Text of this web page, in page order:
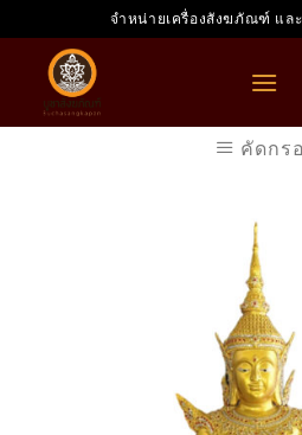
to
content
จำหน่ายเครื่องสังฆภัณฑ์ แล
คัดกร